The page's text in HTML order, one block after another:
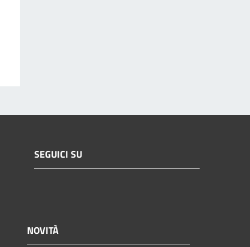
SEGUICI SU
NOVITÀ